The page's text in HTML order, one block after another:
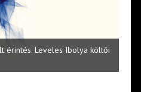
érintés. Leveles Ibolya költői